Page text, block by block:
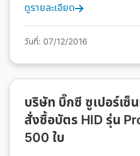
ดูรายละเอียด
วันที่: 07/12/2016
บริษัท บิ๊กซี ซูเปอร์เซ็
สั่งซื้อบัตร HID รุ่น
500 ใบ